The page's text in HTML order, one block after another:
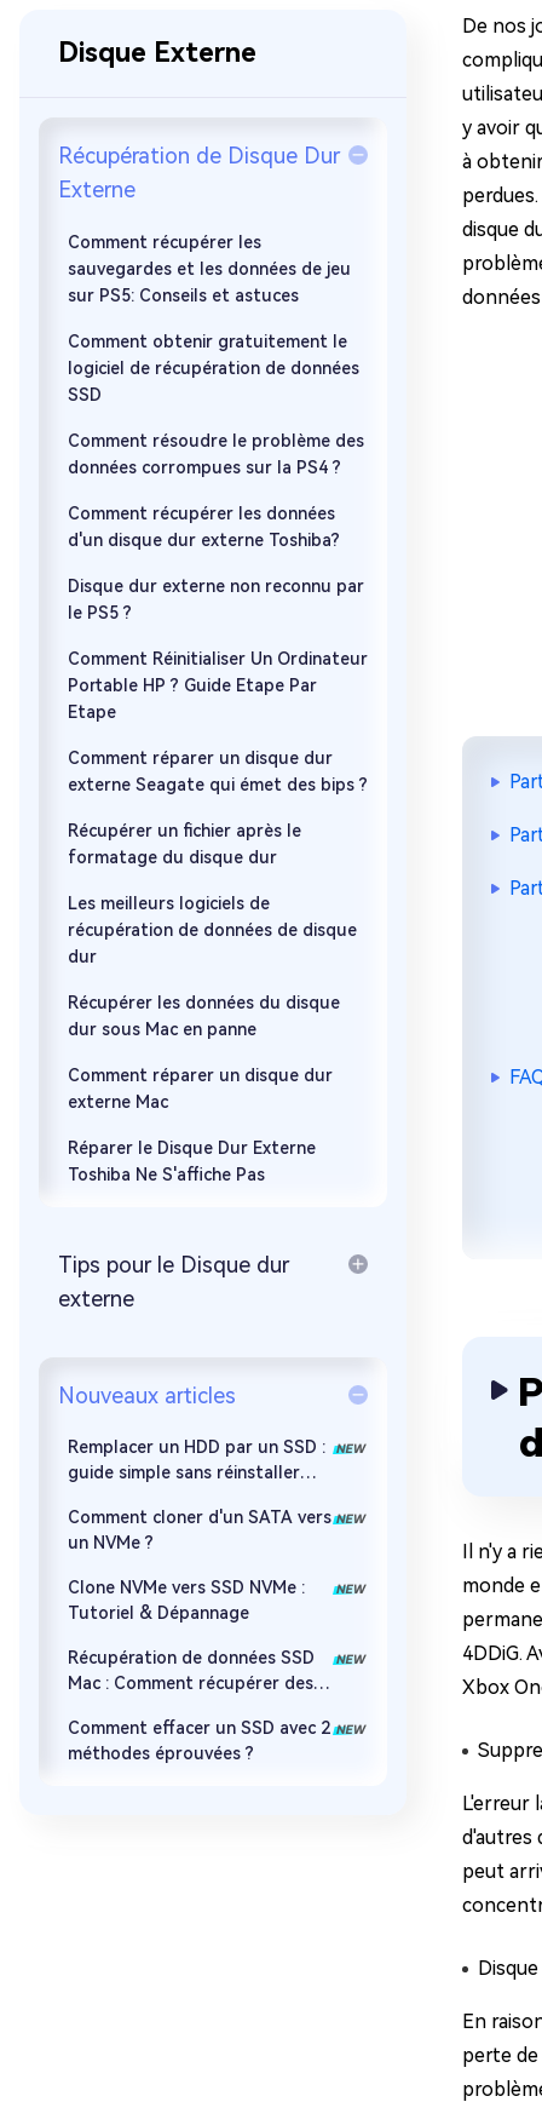
4DDiG Email Repair Mac
Réparer
Disque Externe
Récupération de Disque Dur
Externe
Comment récupérer les
sauvegardes et les données de jeu
sur PS5: Conseils et astuces
Comment obtenir gratuitement le
logiciel de récupération de données
SSD
Comment résoudre le problème des
données corrompues sur la PS4 ?
Comment récupérer les données
d'un disque dur externe Toshiba?
Disque dur externe non reconnu par
le PS5 ?
Comment Réinitialiser Un Ordinateur
Portable HP ? Guide Etape Par
Etape
Comment réparer un disque dur
externe Seagate qui émet des bips ?
Récupérer un fichier après le
formatage du disque dur
Les meilleurs logiciels de
récupération de données de disque
dur
Récupérer les données du disque
dur sous Mac en panne
Comment réparer un disque dur
externe Mac
Réparer le Disque Dur Externe
Toshiba Ne S'affiche Pas
Tips pour le Disque dur
externe
Nouveaux articles
Remplacer un HDD par un SSD :
guide simple sans réinstaller
Comment cloner d'un SATA vers
un NVMe ?
Clone NVMe vers SSD NVMe :
Tutoriel & Dépannage
Récupération de données SSD
Mac : Comment récupérer des
sur Mac
Comment effacer un SSD avec 2
méthodes éprouvées ?
De nos
y avoir
à
disque
Il n'y a
monde
4DDiG.
Xbox
L'erreur
d'autres
peut
En
perte de